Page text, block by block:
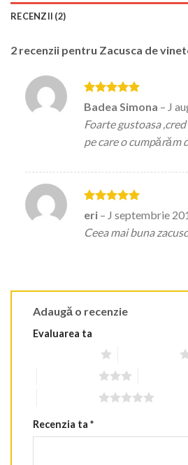
RECENZII (2)
2 recenzii pentru Zacusca de
Evaluat la5
din 5
Badea Simona – J
Foarte gustoasa ,cred
pe care o cumpărăm
Evaluat la5
din 5
eri – J septembrie
Ceea mai buna
Adaugă o recenzie
Evaluarea ta
Recenzia ta *